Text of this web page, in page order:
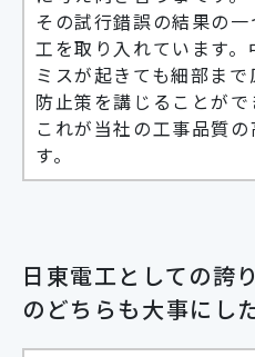
その試行錯誤の結果の
工を取り入れています
ミスが起きても細部ま
防止策を講じることがで
これが当社の工事品質
す。
日東電工としての誇
のどちらも大事にし